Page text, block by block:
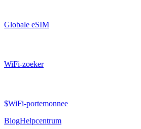
Globale eSIM
WiFi-zoeker
$WiFi-portemonnee
BlogHelpcentrum